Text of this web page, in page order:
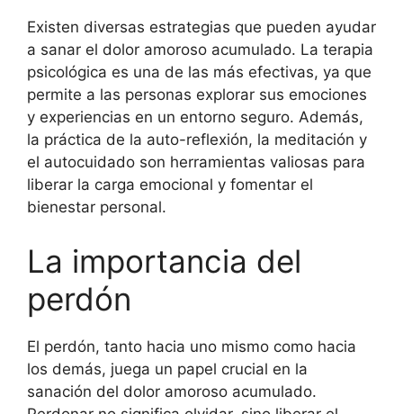
Existen diversas estrategias que pueden ayudar
a sanar el dolor amoroso acumulado. La terapia
psicológica es una de las más efectivas, ya que
permite a las personas explorar sus emociones
y experiencias en un entorno seguro. Además,
la práctica de la auto-reflexión, la meditación y
el autocuidado son herramientas valiosas para
liberar la carga emocional y fomentar el
bienestar personal.
La importancia del
perdón
El perdón, tanto hacia uno mismo como hacia
los demás, juega un papel crucial en la
sanación del dolor amoroso acumulado.